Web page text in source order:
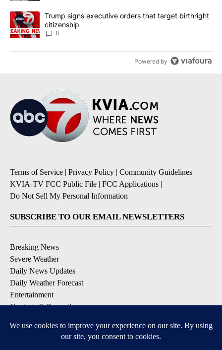
A trending article titled "Trump signs executive orders that
Trump signs executive orders that target birthright
citizenship
8
Powered by
Terms of Service | Privacy Policy | Community Guidelines |
KVIA-TV FCC Public File | FCC Applications |
Do Not Sell My Personal Information
SUBSCRIBE TO OUR EMAIL NEWSLETTERS
Breaking News
Severe Weather
Daily News Updates
Daily Weather Forecast
Entertainment
Contests & Promotions
DOWNLOAD OUR APPS